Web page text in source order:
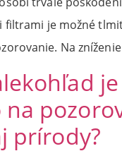
filtrami je možné
Na
prírody?